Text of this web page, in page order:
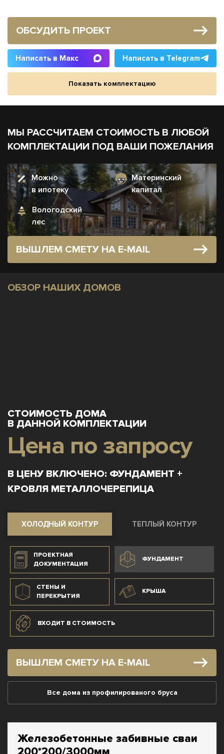
ОБСУДИТЬ ПРОЕКТ
Написать в Макс Написать в Telegram
Показать комплектацию
МЫ РАССЧИТАЕМ СТОИМОСТЬ В ЛЮБОЙ
КОМПЛЕКТАЦИИ ПОД ВАШИ ПОЖЕЛАНИЯ
Можно
в ипотеку
Материнский
капитал
Вологодский
лес
ВЫШЛЕМ СМЕТУ НА E-MAIL
ОБЗОР НАШИХ ДОМОВ
СТОИМОСТЬ ДОМА
В ДАННОЙ КОМПЛЕКТАЦИИ
Цена по запросу
В ЦЕНУ ВКЛЮЧЕНО: ФУНДАМЕНТ +
КРОВЛЯ МЕТАЛЛОЧЕРЕПИЦА
ХОЛОДНЫЙ КОНТУР ТЕПЛЫЙ КОНТУР
ПРОЕКТНАЯ
ДОКУМЕНТАЦИЯ
ФУНДАМЕНТ
СТЕНЫ И
ПЕРЕКРЫТИЯ
КРЫША
ВХОДИТ В СТОИМОСТЬ
ВЫШЛЕМ СМЕТУ НА E-MAIL
Все дома из профилированого бруса
Железобетонные забивные сваи